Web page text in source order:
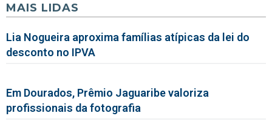
MAIS LIDAS
Lia Nogueira aproxima famílias atípicas da lei do
desconto no IPVA
Em Dourados, Prêmio Jaguaribe valoriza
profissionais da fotografia